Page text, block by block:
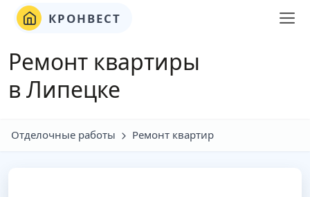
КРОНВЕСТ
Ремонт квартиры
в Липецке
Отделочные работы Ремонт квартир